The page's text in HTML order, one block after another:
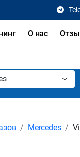
О нас
Mercedes